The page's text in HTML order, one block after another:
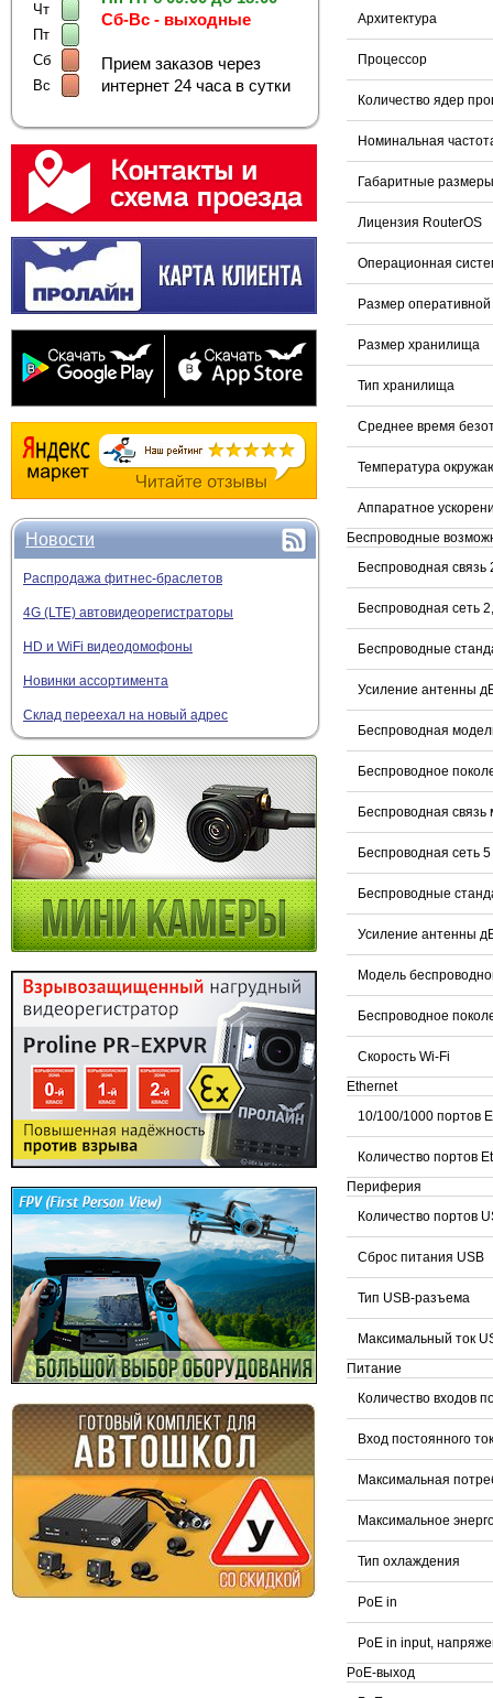
Чт
Пт
Сб
Вс
Сб-Вс - выходные
Прием заказов через
интернет 24 часа в сутки
Новости
Распродажа фитнес-браслетов
4G (LTE) автовидеорегистраторы
HD и WiFi видеодомофоны
Новинки ассортимента
Склад переехал на новый адрес
Архитектура
Процессор
Количество ядер
Номинальная
Габаритные размеры
Лицензия RouterOS
Операционная
Размер
Размер хранилища
Тип хранилища
Среднее время
Температура
Аппаратное
Беспроводные
Беспроводная связь
Беспроводная сеть
Беспроводные
Усиление антенны
Беспроводная
Беспроводное
Беспроводная связь
Беспроводная сеть
Беспроводные
Усиление антенны
Модель
Беспроводное
Скорость Wi-Fi
Ethernet
10/100/1000 портов
Количество портов
Периферия
Количество портов
Сброс питания USB
Тип USB-разъема
Максимальный ток
Питание
Количество входов
Вход постоянного
Максимальная
Максимальное
Тип охлаждения
PoE in
PoE in input,
PoE-выход